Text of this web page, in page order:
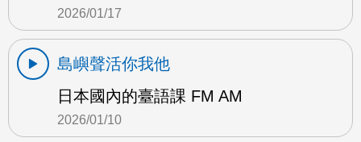
2026/01/17
島嶼聲活你我他
日本國內的臺語課 FM AM
2026/01/10